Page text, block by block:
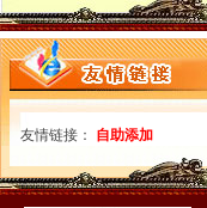
增值税专用发票
什么是增值税专用发票？
住宿业可自行开具增值税专
增值税专用发票
增值税专用发票的作废及重
增值税专用发票相关问题
接受增值税专用发票被查
友情链接： 自助添加